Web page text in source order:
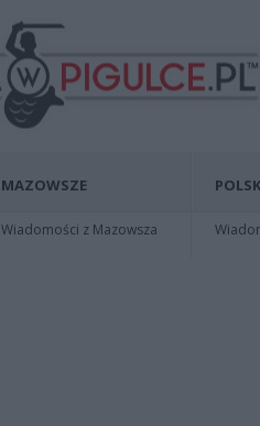
MAZOWSZE
Wiadomości z Mazowsza